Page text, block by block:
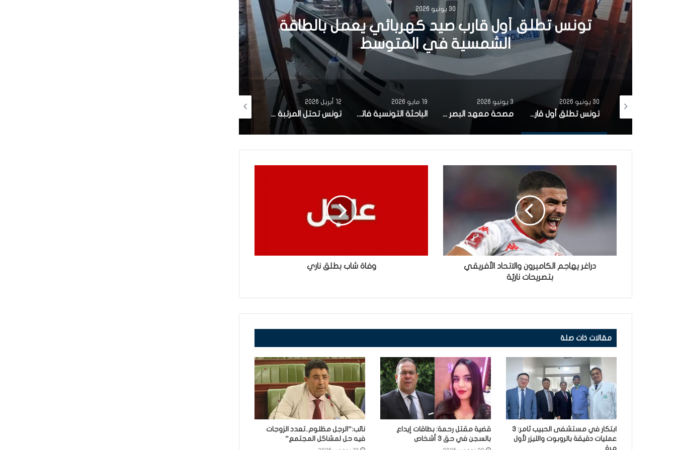
30 يونيو 2026
تونس تطلق أول قارب صيد كهربائي يعمل بالطاقة
الشمسية في المتوسط
30 يونيو 2026
تونس تطلق أول قارب صيد كهربائي يعمل بالطاقة الشمسية في المتوسط
3 يونيو 2026
مصحة معهد البصر والشبكية بالبحيرة 1 تقوم باجراء اكثر من 50 عملية جراحية لازالة الماء الابيض مجانا لفائدة عدد من اهالي قفصة
19 مايو 2026
الباحثة التونسية فاتن المولدي تنجح في الحصول على براءة اختراع في الولايات المتحدة الأمريكية، وذلك بعد ابتكارها محركاً هجيناً ثورياً
12 أبريل 2026
تونس تحتل المرتبة الاولى افريقيا من حيث عدد النساء المطورات للبرمجيات
دراغر يهاجم الكاميرون والاتحاد الأفريقي
بتصريحات ناريّة
وفاة شاب بطلق ناري
مقالات ذات صلة
ابتكار في مستشفى الحبيب ثامر: 3
عمليات دقيقة بالروبوت والليزر لأول
مرة
قضية مقتل رحمة: بطاقات إيداع
بالسجن في حق 3 أشخاص
نائب:”الرجل مظلوم..تعدد الزوجات
فيه حل لمشاكل المجتمع”